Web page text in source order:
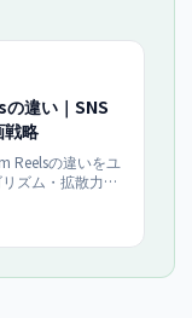
違い｜SNS
戦略
Reelsの違いをユ
ズム・拡散力・
するショート動